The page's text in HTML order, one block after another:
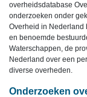
overheidsdatabase
onderzoeken onder
Overheid in Nederland
en benoemde
Waterschappen, de
Nederland over een
diverse overheden.
Onderzoeken